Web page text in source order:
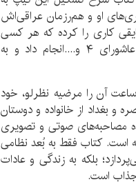
او و هم‌رزمان عراقی‌اش
کاری را کرده که هر کسی
نمی‌توانست بکند. او با این تیپ عملیات‌های قدس ۴ عاشورای ۴ و....انجام داد و به
که صد ساعت آن را مرضیه نظرلو، خود
و بغداد از خانواده و دوستان
است. ۸۰ ساعت باقیمانده مصاحبه‌های صوتی و تصویری
است. کتاب فقط به بُعد نظامی
بلکه به زندگی و عادات
است.